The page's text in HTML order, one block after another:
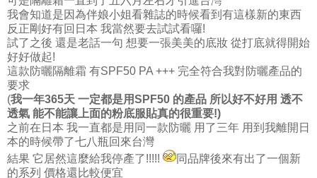
我會知道是因為伴娘小姐看雜誌的時候看到有這樣新的東西
反正剛好有回日本 我當然要去試試看囉!
試了之後 還是老話一句 想要一張美美的底妝 從打底就得開始
好好做起!
這款防曬隔離霜 有SPF50 PA +++ 完全符合我對防曬產品的
要求
(我一年365天 一定都是用SPF50 的產品 所以好不好用 透不
透氣 能不能讓上面的粉底服貼真的很重要!)
之前在日本 我一直都是用同一款防曬 用了三年 用到我離開日
本的時候帶了七八瓶回來台灣
結果 它居然這麼給我停產了!!!!!
同品牌後來有出了一個新
的系列 價格還比較便宜